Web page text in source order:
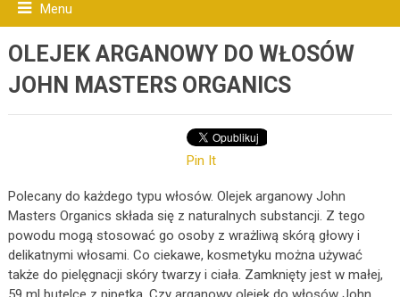
Menu
OLEJEK ARGANOWY DO WŁOSÓW
JOHN MASTERS ORGANICS
Pin It
Polecany do każdego typu włosów. Olejek arganowy John
Masters Organics składa się z naturalnych substancji. Z tego
powodu mogą stosować go osoby z wrażliwą skórą głowy i
delikatnymi włosami. Co ciekawe, kosmetyku można używać
także do pielęgnacji skóry twarzy i ciała. Zamknięty jest w małej,